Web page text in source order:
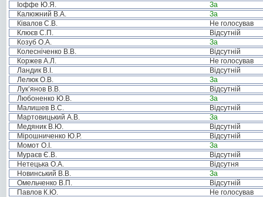
Іоффе Ю.Я.
За
Калюжний В.А.
За
Ківалов С.В.
Не голосував
Клюєв С.П.
Відсутній
Козуб О.А.
За
Колесніченко В.В.
Відсутній
Коржев А.Л.
Не голосував
Ландик В.І.
Відсутній
Лелюк О.В.
За
Лук’янов В.В.
Відсутній
Любоненко Ю.В.
За
Малишев В.С.
Відсутній
Мартовицький А.В.
За
Медяник В.Ю.
Відсутній
Мірошниченко Ю.Р.
Відсутній
Момот О.І.
За
Мураєв Є.В.
Відсутній
Нетецька О.А.
Відсутня
Новинський В.В.
За
Омельченко В.П.
Відсутній
Павлов К.Ю.
Не голосував